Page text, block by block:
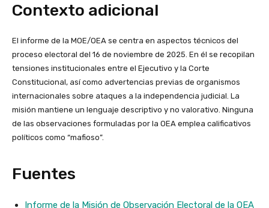
Contexto adicional
El informe de la MOE/OEA se centra en aspectos técnicos del
proceso electoral del 16 de noviembre de 2025. En él se recopilan
tensiones institucionales entre el Ejecutivo y la Corte
Constitucional, así como advertencias previas de organismos
internacionales sobre ataques a la independencia judicial. La
misión mantiene un lenguaje descriptivo y no valorativo. Ninguna
de las observaciones formuladas por la OEA emplea calificativos
políticos como “mafioso”.
Fuentes
Informe de la Misión de Observación Electoral de la OEA